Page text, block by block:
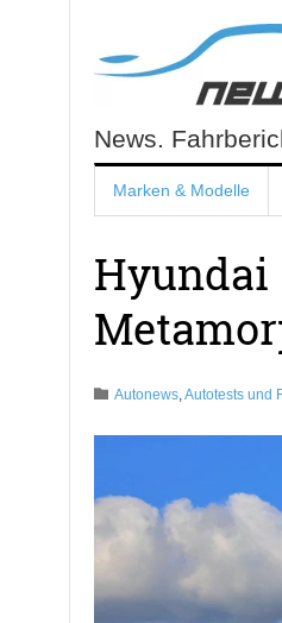
content
NewCarz.de
News.
Marken & Modelle
Hyundai
Autonews, Autotests und